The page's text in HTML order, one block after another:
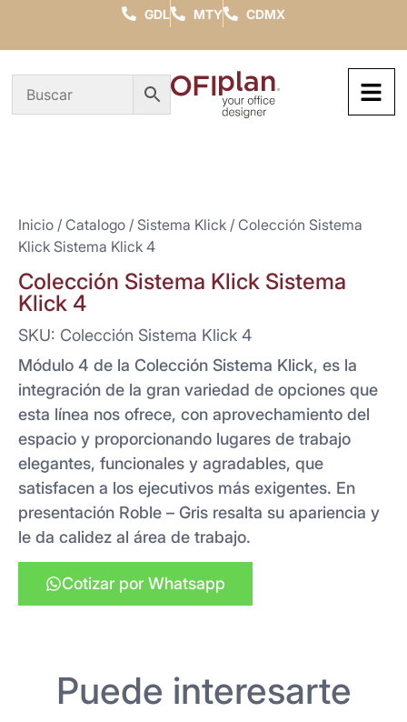
GDL MTY CDMX
Inicio / Catalogo / Sistema Klick / Colección Sistema
Klick Sistema Klick 4
Colección Sistema Klick Sistema
Klick 4
SKU: Colección Sistema Klick 4
Módulo 4 de la Colección Sistema Klick, es la
integración de la gran variedad de opciones que
esta línea nos ofrece, con aprovechamiento del
espacio y proporcionando lugares de trabajo
elegantes, funcionales y agradables, que
satisfacen a los ejecutivos más exigentes. En
presentación Roble – Gris resalta su apariencia y
le da calidez al área de trabajo.
Cotizar por Whatsapp
Puede interesarte